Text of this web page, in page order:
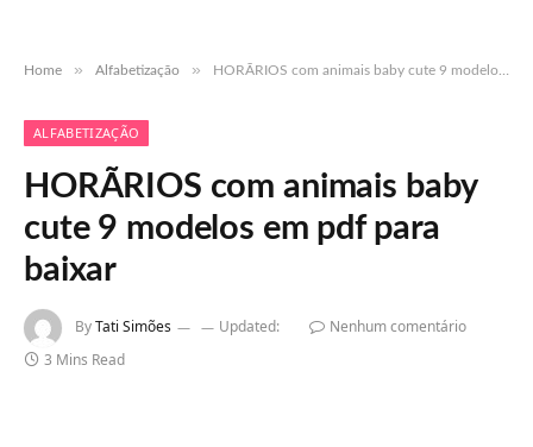
Home » Alfabetização » HORÃRIOS com animais baby cute 9 modelos em pdf para baixar
ALFABETIZAÇÃO
HORÃRIOS com animais baby
cute 9 modelos em pdf para
baixar
ByTati Simões Updated:
Nenhum comentário
3 Mins Read